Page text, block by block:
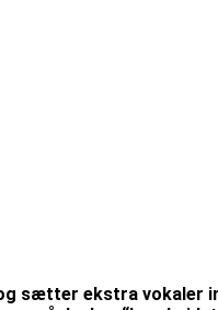
sætter ekstra vokaler